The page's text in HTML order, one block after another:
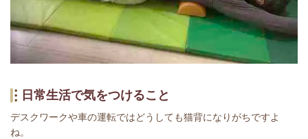
日常生活で気をつけること
デスクワークや車の運転ではどうしても猫背になりがちですよ
ね。